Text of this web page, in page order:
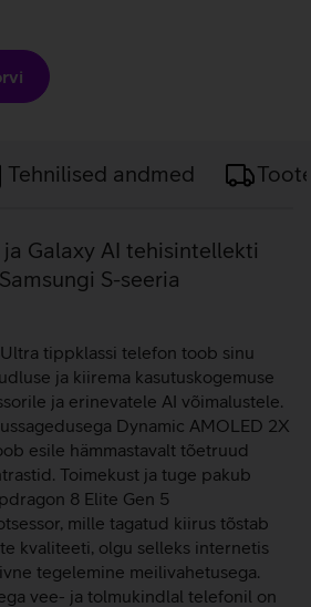
Tehnilised andmed
Galaxy AI tehisintellekti
S-seeria
Ultra tippklassi telefon toob sinu
ja kiirema kasutuskogemuse
ja erinevatele AI võimalustele.
Dynamic AMOLED 2X
esile hämmastavalt tõetruud
Toimekust ja tuge pakub
8 Elite Gen 5
mille tagatud kiirus tõstab
kvaliteeti, olgu selleks internetis
tegelemine meilivahetusega.
vee- ja tolmukindlal telefonil on